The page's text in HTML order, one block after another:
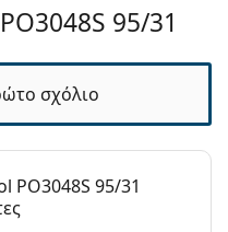
Επώνυμες Μάρκες
31 58
95/31
σχόλιο
PO3048S 95/31